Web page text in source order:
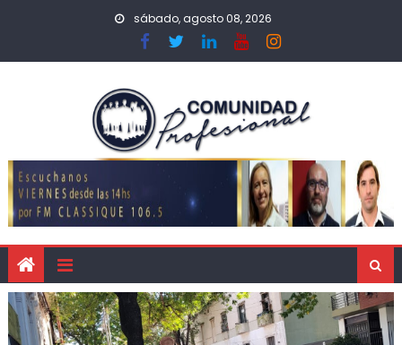
sábado, agosto 08, 2026